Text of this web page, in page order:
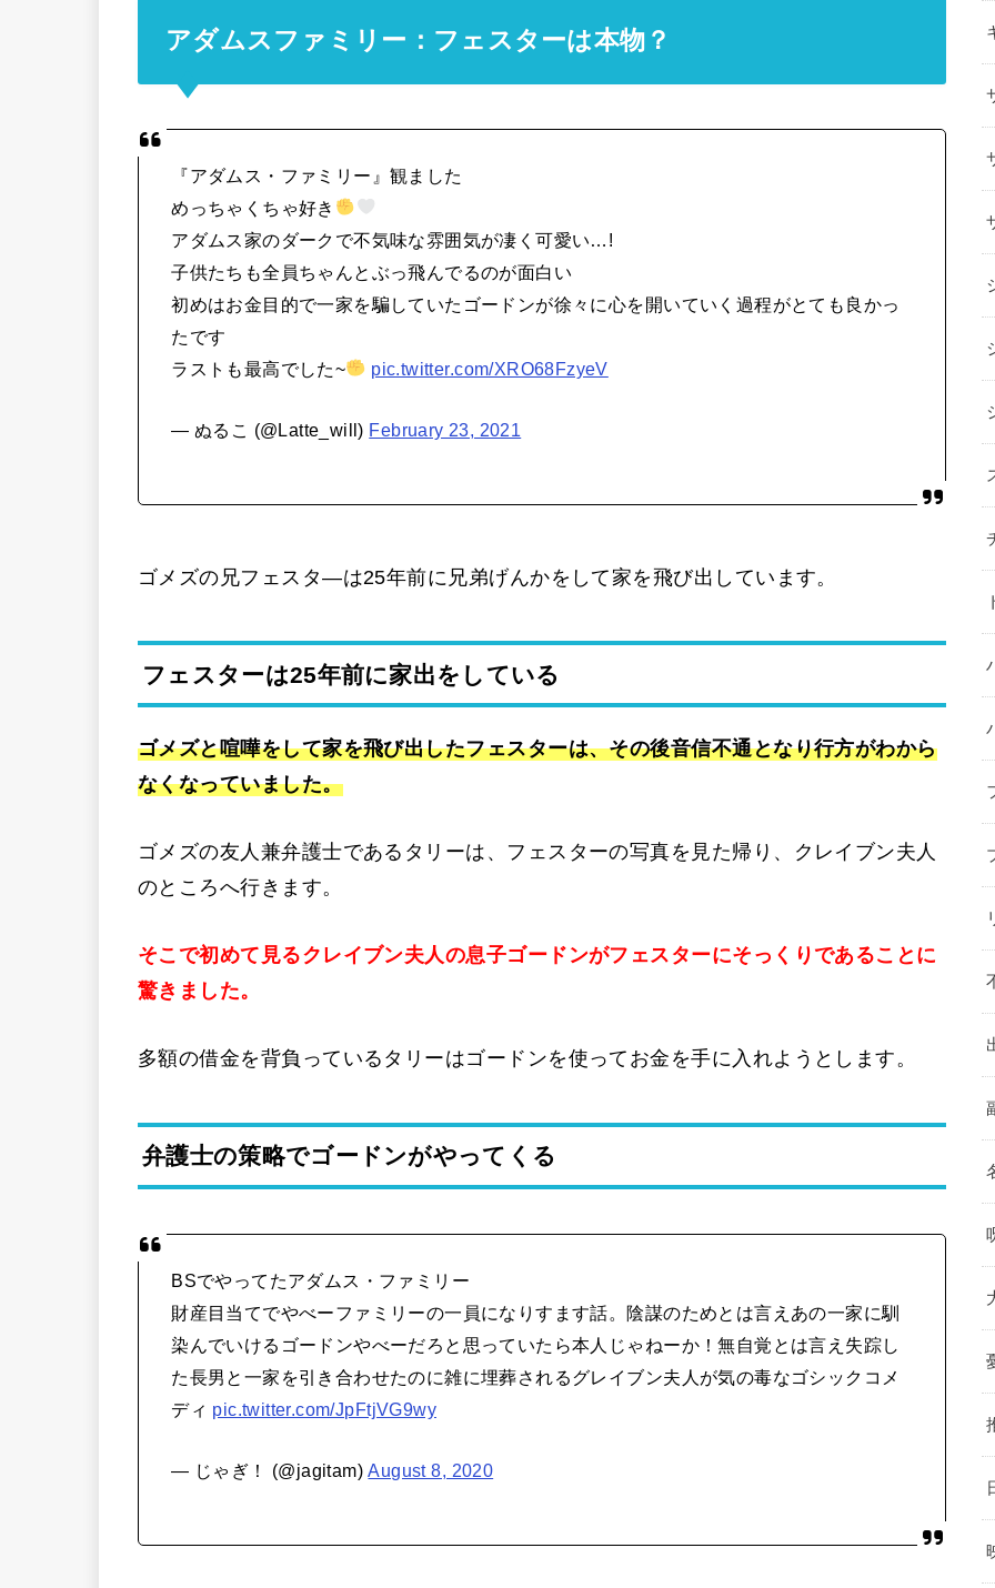
アダムスファミリー：フェスターは本物？
『アダムス・ファミリー』観ました
めっちゃくちゃ好き
アダムス家のダークで不気味な雰囲気が凄く可愛い…!
子供たちも全員ちゃんとぶっ飛んでるのが面白い
初めはお金目的で一家を騙していたゴードンが徐々に心を開いていく過程がとても良かっ
たです
ラストも最高でした~
pic.twitter.com/XRO68FzyeV
— ぬるこ (@Latte_will) February 23, 2021
ゴメズの兄フェスタ―は25年前に兄弟げんかをして家を飛び出しています。
フェスターは25年前に家出をしている
ゴメズと喧嘩をして家を飛び出したフェスターは、その後音信不通となり行方がわから
なくなっていました。
ゴメズの友人兼弁護士であるタリーは、フェスターの写真を見た帰り、クレイブン夫人
のところへ行きます。
そこで初めて見るクレイブン夫人の息子ゴードンがフェスターにそっくりであることに
驚きました。
多額の借金を背負っているタリーはゴードンを使ってお金を手に入れようとします。
弁護士の策略でゴードンがやってくる
BSでやってたアダムス・ファミリー
財産目当てでやべーファミリーの一員になりすます話。陰謀のためとは言えあの一家に馴
染んでいけるゴードンやべーだろと思っていたら本人じゃねーか！無自覚とは言え失踪し
た長男と一家を引き合わせたのに雑に埋葬されるグレイブン夫人が気の毒なゴシックコメ
ディ pic.twitter.com/JpFtjVG9wy
— じゃぎ！ (@jagitam) August 8, 2020